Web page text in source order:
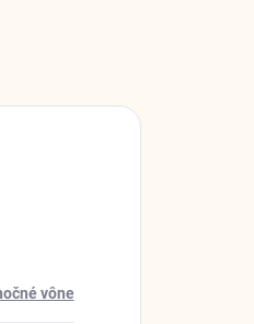
vône